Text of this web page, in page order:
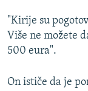
"Kirije su
Više ne možete
500 eura".
On ističe da je